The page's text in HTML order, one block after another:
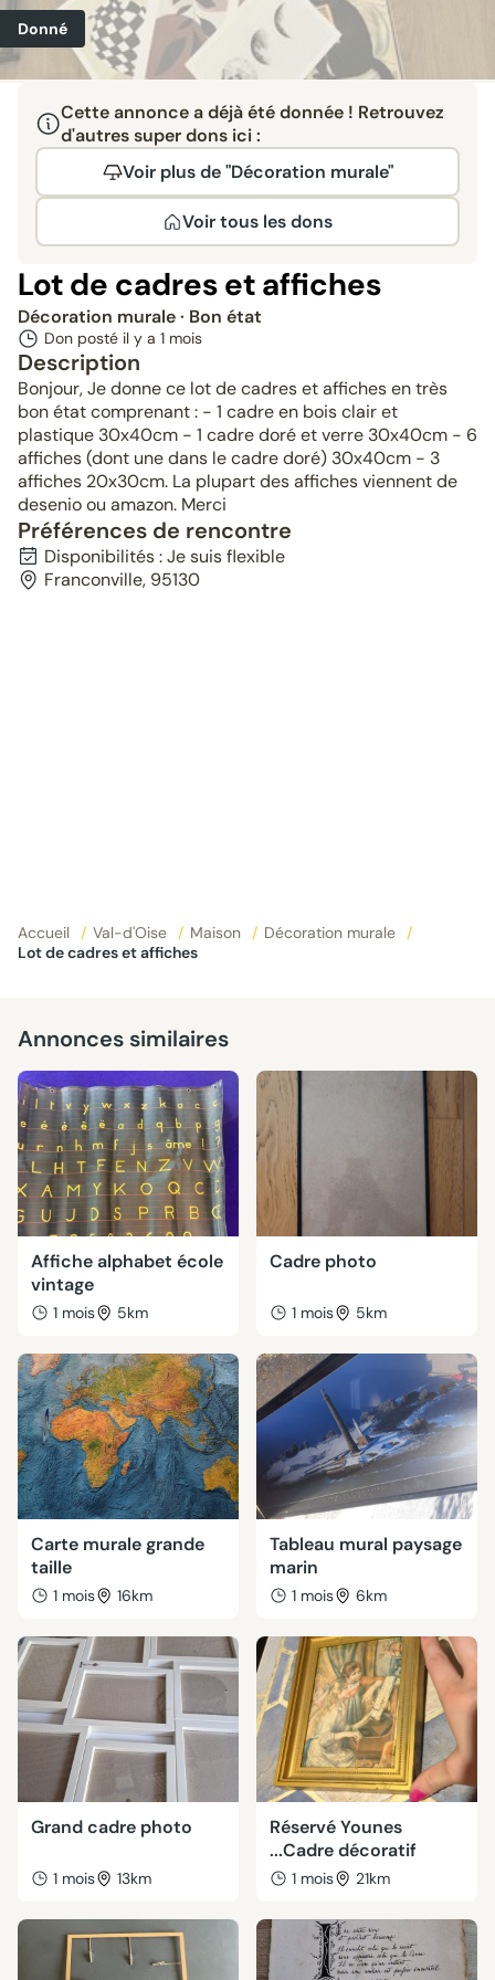
Donné
Cette annonce a déjà été donnée ! Retrouvez
d'autres super dons ici :
Voir plus de "Décoration murale"
Voir tous les dons
Lot de cadres et affiches
Décoration murale· Bon état
Don posté il y a 1 mois
Description
Bonjour, Je donne ce lot de cadres et affiches en très
bon état comprenant : - 1 cadre en bois clair et
plastique 30x40cm - 1 cadre doré et verre 30x40cm - 6
affiches (dont une dans le cadre doré) 30x40cm - 3
affiches 20x30cm. La plupart des affiches viennent de
desenio ou amazon. Merci
Préférences de rencontre
Disponibilités : Je suis flexible
Franconville, 95130
Accueil / Val-d'Oise / Maison / Décoration murale
/
Lot de cadres et affiches
Annonces similaires
Affiche alphabet école
vintage
1 mois 5km
Cadre photo
1 mois 5km
Carte murale grande
taille
1 mois 16km
Tableau mural paysage
marin
1 mois 6km
Grand cadre photo
1 mois 13km
Réservé Younes
...Cadre décoratif
1 mois 21km